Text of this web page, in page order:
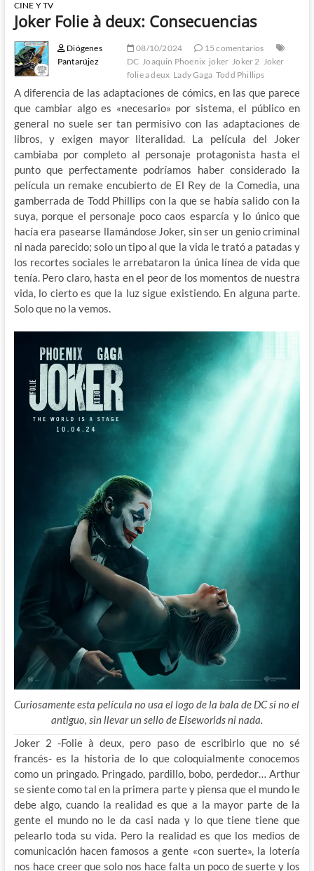
CINE Y TV
Joker Folie à deux: Consecuencias
Diógenes
Pantarújez
08/10/2024
15 comentarios
DC Joaquin Phoenix joker Joker 2 Joker
folie a deux Lady Gaga Todd Phillips
A diferencia de las adaptaciones de cómics, en las que parece
que cambiar algo es «necesario» por sistema, el público en
general no suele ser tan permisivo con las adaptaciones de
libros, y exigen mayor literalidad. La película del Joker
cambiaba por completo al personaje protagonista hasta el
punto que perfectamente podríamos haber considerado la
película un remake encubierto de El Rey de la Comedia, una
gamberrada de Todd Phillips con la que se había salido con la
suya, porque el personaje poco caos esparcía y lo único que
hacía era pasearse llamándose Joker, sin ser un genio criminal
ni nada parecido; solo un tipo al que la vida le trató a patadas y
los recortes sociales le arrebataron la única línea de vida que
tenía. Pero claro, hasta en el peor de los momentos de nuestra
vida, lo cierto es que la luz sigue existiendo. En alguna parte.
Solo que no la vemos.
Curiosamente esta película no usa el logo de la bala de DC si no el
antiguo, sin llevar un sello de Elseworlds ni nada.
Joker 2 -Folie à deux, pero paso de escribirlo que no sé
francés- es la historia de lo que coloquialmente conocemos
como un pringado. Pringado, pardillo, bobo, perdedor… Arthur
se siente como tal en la primera parte y piensa que el mundo le
debe algo, cuando la realidad es que a la mayor parte de la
gente el mundo no le da casi nada y lo que tiene tiene que
pelearlo toda su vida. Pero la realidad es que los medios de
comunicación hacen famosos a gente «con suerte», la lotería
nos hace creer que solo nos hace falta un poco de suerte y los